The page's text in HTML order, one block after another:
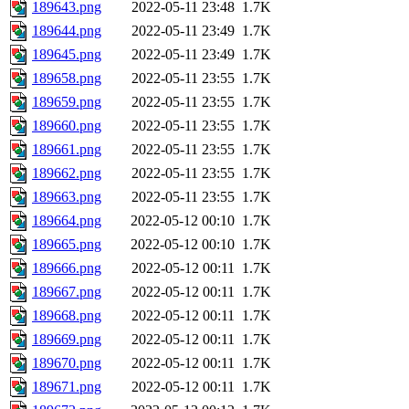
189643.png 2022-05-11 23:48 1.7K
189644.png
2022-05-11 23:49 1.7K
189645.png
2022-05-11 23:49 1.7K
189658.png
2022-05-11 23:55 1.7K
189659.png
2022-05-11 23:55 1.7K
189660.png
2022-05-11 23:55 1.7K
189661.png
2022-05-11 23:55 1.7K
189662.png
2022-05-11 23:55 1.7K
189663.png
2022-05-11 23:55 1.7K
189664.png
2022-05-12 00:10 1.7K
189665.png
2022-05-12 00:10 1.7K
189666.png
2022-05-12 00:11 1.7K
189667.png
2022-05-12 00:11 1.7K
189668.png
2022-05-12 00:11 1.7K
189669.png
2022-05-12 00:11 1.7K
189670.png
2022-05-12 00:11 1.7K
189671.png
2022-05-12 00:11 1.7K